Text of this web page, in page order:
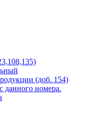
(доб. 154)
данного номера.